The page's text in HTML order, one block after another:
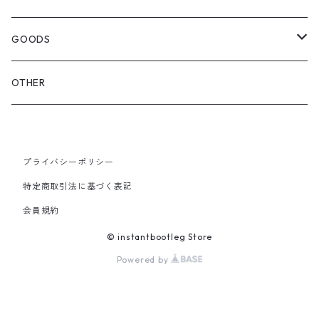
OTHER BAGS
CAP&HAT
GLOVES&SCARF
SHOULDER
SMALL BAG
GOODS
TOY
PINS& PINBACK
SOX
OTHER
プライバシーポリシー
特定商取引法に基づく表記
会員規約
© instantbootleg Store
Powered by